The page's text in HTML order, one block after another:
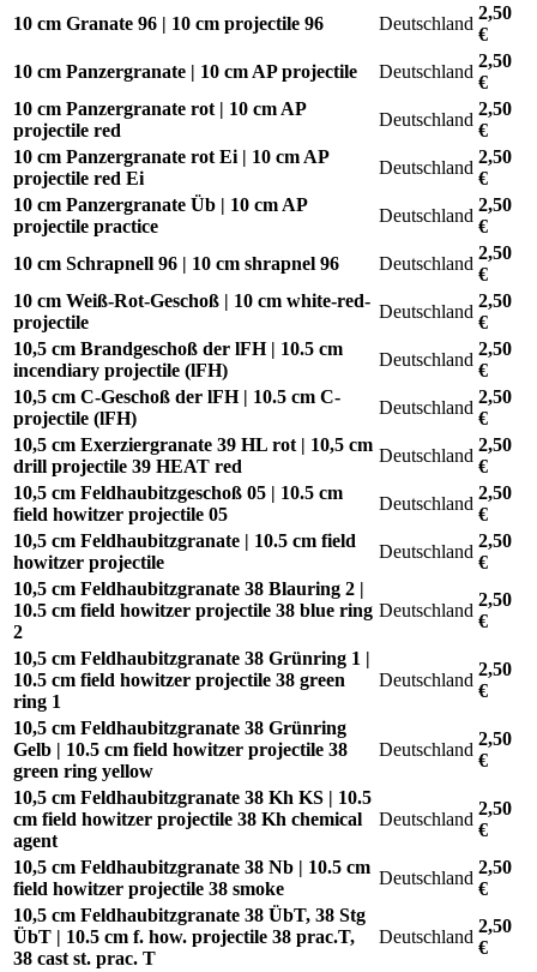
10 cm Granate 96 | 10 cm projectile 96 Deutschland
2,50
€
10 cm Panzergranate | 10 cm AP projectile
Deutschland
2,50
€
10 cm Panzergranate rot | 10 cm AP
projectile red
Deutschland
2,50
€
10 cm Panzergranate rot Ei | 10 cm AP
projectile red Ei
Deutschland
2,50
€
10 cm Panzergranate Üb | 10 cm AP
projectile practice
Deutschland
2,50
€
10 cm Schrapnell 96 | 10 cm shrapnel 96
Deutschland
2,50
€
10 cm Weiß-Rot-Geschoß | 10 cm white-red-
projectile
Deutschland
2,50
€
10,5 cm Brandgeschoß der lFH | 10.5 cm
incendiary projectile (lFH)
Deutschland
2,50
€
10,5 cm C-Geschoß der lFH | 10.5 cm C-
projectile (lFH)
Deutschland
2,50
€
10,5 cm Exerziergranate 39 HL rot | 10,5 cm
drill projectile 39 HEAT red
Deutschland
2,50
€
10,5 cm Feldhaubitzgeschoß 05 | 10.5 cm
field howitzer projectile 05
Deutschland
2,50
€
10,5 cm Feldhaubitzgranate | 10.5 cm field
howitzer projectile
Deutschland
2,50
€
10,5 cm Feldhaubitzgranate 38 Blauring 2 |
10.5 cm field howitzer projectile 38 blue ring
2
Deutschland
2,50
€
10,5 cm Feldhaubitzgranate 38 Grünring 1 |
10.5 cm field howitzer projectile 38 green
ring 1
Deutschland
2,50
€
10,5 cm Feldhaubitzgranate 38 Grünring
Gelb | 10.5 cm field howitzer projectile 38
green ring yellow
Deutschland
2,50
€
10,5 cm Feldhaubitzgranate 38 Kh KS | 10.5
cm field howitzer projectile 38 Kh chemical
agent
Deutschland
2,50
€
10,5 cm Feldhaubitzgranate 38 Nb | 10.5 cm
field howitzer projectile 38 smoke
Deutschland
2,50
€
10,5 cm Feldhaubitzgranate 38 ÜbT, 38 Stg
ÜbT | 10.5 cm f. how. projectile 38 prac.T,
38 cast st. prac. T
Deutschland
2,50
€